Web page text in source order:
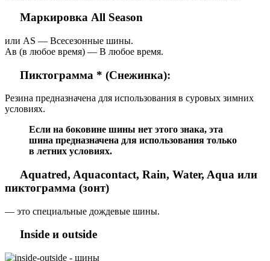
Маркировка All Season
или AS — Всесезонные шины.
Ав (в любое время) — В любое время.
Пиктограмма * (Снежинка):
Резина предназначена для использования в суровых зимних
условиях.
Если на боковине шины нет этого знака, эта
шина предназначена для использования только
в летних условиях.
Aquatred, Aquacontact, Rain, Water, Aqua или
пиктограмма (зонт)
— это специальные дождевые шины.
Inside и outside